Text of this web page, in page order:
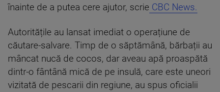
înainte de a putea cere ajutor, scrie CBC News.
Autoritățile au lansat imediat o operațiune de
căutare-salvare. Timp de o săptămână, bărbații au
mâncat nucă de cocos, dar aveau apă proaspătă
dintr-o fântână mică de pe insulă, care este uneori
vizitată de pescarii din regiune, au spus oficialii